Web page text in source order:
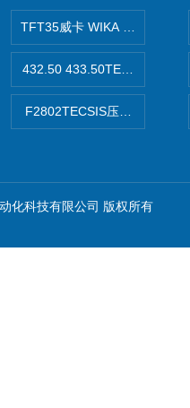
TFT35威卡 WIKA Tecsis 温
432.50 433.50TECSIS压力表
F2802TECSIS压力传感器
化科技有限公司 版权所有